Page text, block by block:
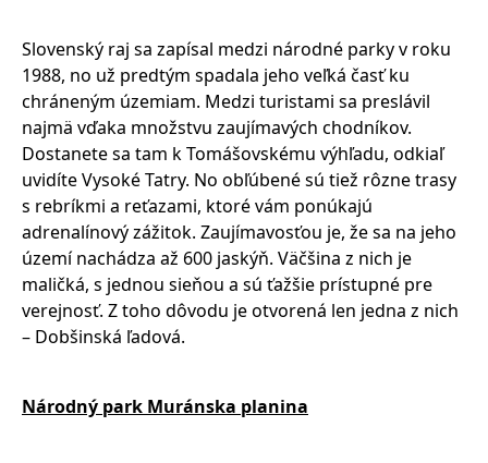
Slovenský raj sa zapísal medzi národné parky v roku
1988, no už predtým spadala jeho veľká časť ku
chráneným územiam. Medzi turistami sa preslávil
najmä vďaka množstvu zaujímavých chodníkov.
Dostanete sa tam k Tomášovskému výhľadu, odkiaľ
uvidíte Vysoké Tatry. No obľúbené sú tiež rôzne trasy
s rebríkmi a reťazami, ktoré vám ponúkajú
adrenalínový zážitok. Zaujímavosťou je, že sa na jeho
území nachádza až 600 jaskýň. Väčšina z nich je
maličká, s jednou sieňou a sú ťažšie prístupné pre
verejnosť. Z toho dôvodu je otvorená len jedna z nich
– Dobšinská ľadová.
Národný park Muránska planina